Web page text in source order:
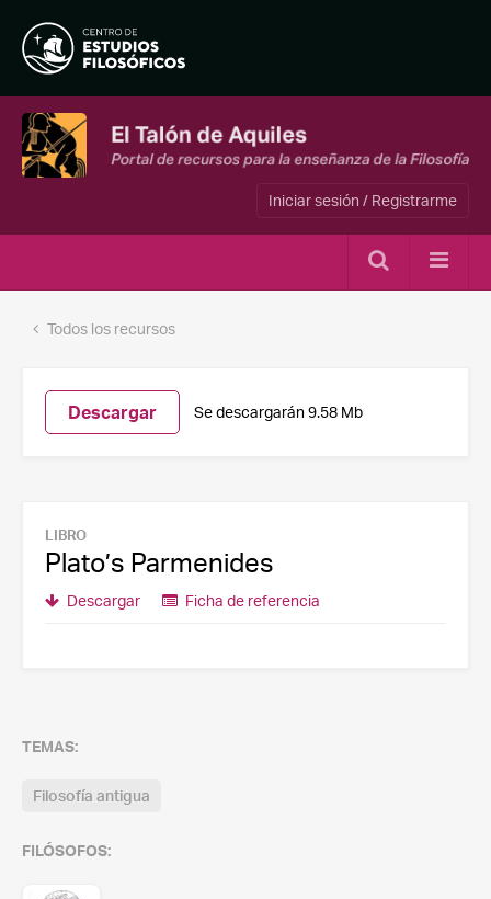
Iniciar sesión / Registrarme
Todos los recursos
Descargar Se descargarán 9.58 Mb
LIBRO
Plato’s Parmenides
Descargar Ficha de referencia
TEMAS:
Filosofía antigua
FILÓSOFOS: